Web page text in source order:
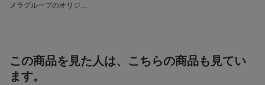
脱臭機能
スマホアプリ操作機
能
非対応
メラグループのオリジナ
この商品を見た人は、こちらの商品も見てい
ます。